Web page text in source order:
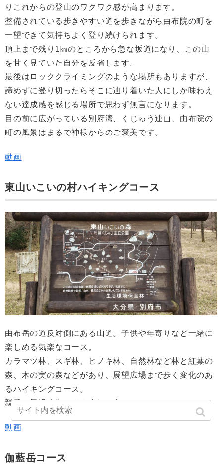
りこれからの登山のワクワク感が高まります。
整備されている歩きやすい道を歩きながら由布院の町を
一望できて気持ちよく登り続けられます。
頂上まで残り1㎞のところから急な坂道になり、この山
を甘く見ていた自分を反省します。
最後はロッククライミングのような場所もありますが、
諦めずに登り切ったらそこに辿り着いた人にしか味わえ
ない達成感を感じる場所で思わず無言になります。
目の前に広がっている別府湾、くじゅう連山、由布院の
町の風景はまるで神様からのご褒美です。
動画
東山いこいの村ハイキングコース
由布岳の道反対側にある山道。子供や年寄りなど一緒に
楽しめる気楽なコース。
カラマツ林、スギ林、ヒノキ林、自然林など林と紅葉の
森、木の実の森などがあり、展望広場まで歩く変化のあ
るハイキングコース。
親子で気軽く歩いてみましょう。
動画
伽藍岳コース